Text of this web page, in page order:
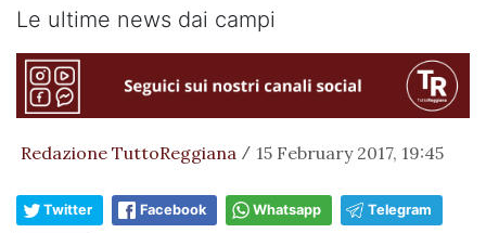
Le ultime news dai campi
Redazione TuttoReggiana / 15 February 2017, 19:45
Twitter Facebook Whatsapp Telegram